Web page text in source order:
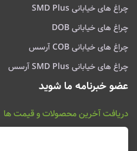
چراغ های خیابانی SMD Plus
چراغ های خیابانی DOB
چراغ های خیابانی COB آرسس
چراغ های خیابانی SMD Plus آرسس
عضو خبرنامه ما شوید
دریافت آخرین محصولات و قیمت ها